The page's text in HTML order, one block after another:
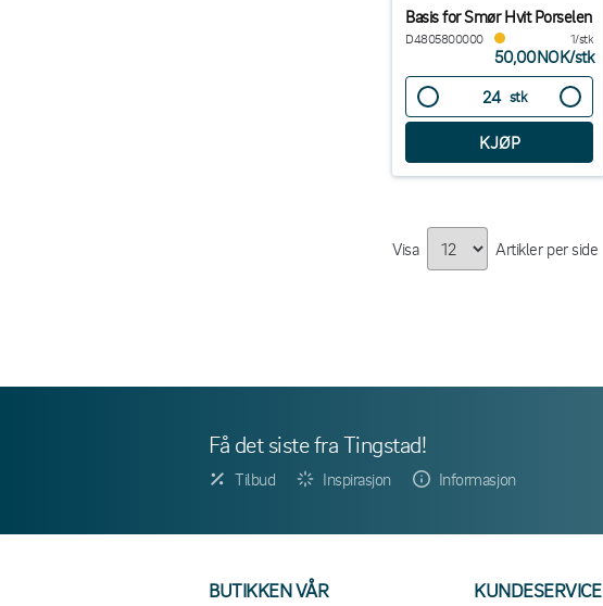
Basis for Smør Hvit Porselen
D4805800000 1/stk
50,00NOK/stk
stk
Visa Artikler per side
Få det siste fra Tingstad!
Tilbud Inspirasjon Informasjon
BUTIKKEN VÅR
KUNDESERVICE